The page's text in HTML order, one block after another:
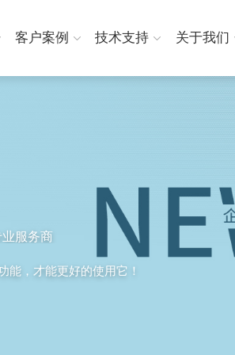
客户案例 技术支持 关于我们
服务商
能，才能更好的使用它！